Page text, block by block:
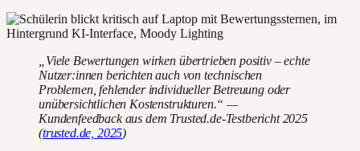
„Viele Bewertungen wirken übertrieben positiv – echte
Nutzer:innen berichten auch von technischen
Problemen, fehlender individueller Betreuung oder
unübersichtlichen Kostenstrukturen.“ —
Kundenfeedback aus dem Trusted.de-Testbericht 2025
(trusted.de, 2025)